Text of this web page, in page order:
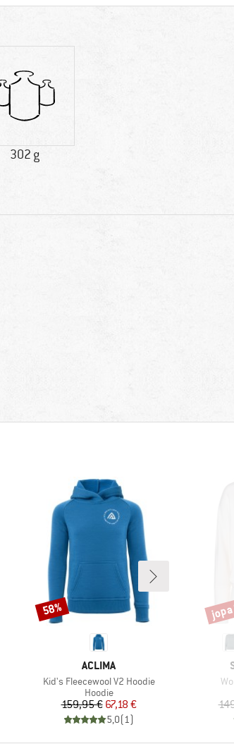
302 g
MERKKI
ACLIMA
Tuote
Kid's Fleecewool V2 Hoodie
Tuoteryhmä
Hoodie
Hinta
159,95 €Alennettu hinta
67,18 €
5,0(1)
Alennus
58%